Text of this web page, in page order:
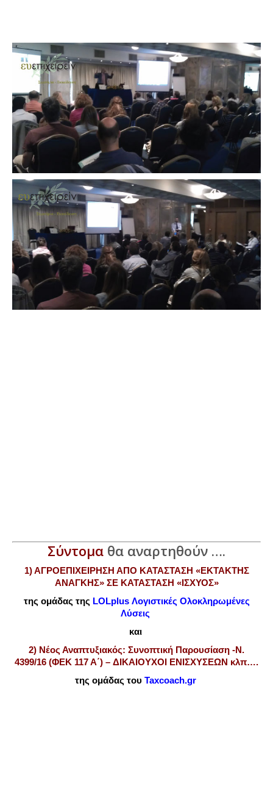
Σύντομα θα αναρτηθούν ….
1) ΑΓΡΟΕΠΙΧΕΙΡΗΣΗ ΑΠΟ ΚΑΤΑΣΤΑΣΗ «ΕΚΤΑΚΤΗΣ
ΑΝΑΓΚΗΣ» ΣΕ ΚΑΤΑΣΤΑΣΗ «ΙΣΧΥΟΣ»
της ομάδας της LOLplus Λογιστικές Ολοκληρωμένες
Λύσεις
και
2) Νέος Αναπτυξιακός: Συνοπτική Παρουσίαση -Ν.
4399/16 (ΦΕΚ 117 Α΄) – ΔΙΚΑΙΟΥΧΟΙ ΕΝΙΣΧΥΣΕΩΝ κλπ….
της ομάδας του Taxcoach.gr